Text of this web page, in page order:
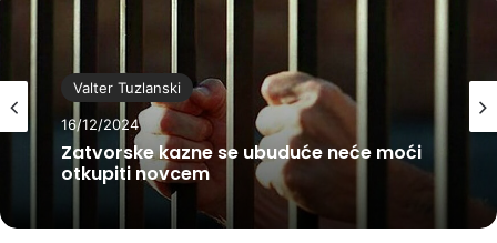
Valter Tuzlanski
16/12/2024
Zatvorske kazne se ubuduće neće moći
otkupiti novcem